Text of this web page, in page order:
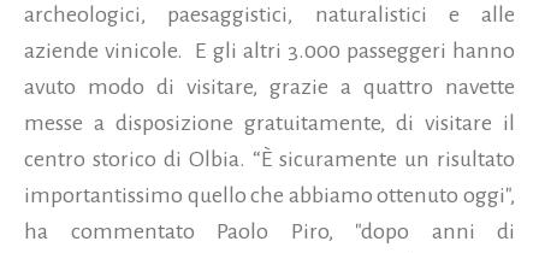
archeologici, paesaggistici, naturalistici e alle
aziende vinicole. E gli altri 3.000 passeggeri hanno
avuto modo di visitare, grazie a quattro navette
messe a disposizione gratuitamente, di visitare il
centro storico di Olbia. “È sicuramente un risultato
importantissimo quello che abbiamo ottenuto oggi",
ha commentato Paolo Piro, "dopo anni di